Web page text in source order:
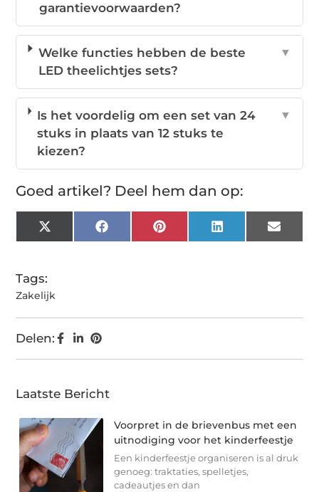
garantievoorwaarden?
Welke functies hebben de beste
LED theelichtjes sets?
▼
Is het voordelig om een set van 24
stuks in plaats van 12 stuks te
kiezen?
▼
Goed artikel? Deel hem dan op:
X
(Twitter)
FacebookPinterest LinkedIn Email
Tags:
Zakelijk
Delen:
Laatste Bericht
Voorpret in de brievenbus met een
uitnodiging voor het kinderfeestje
Een kinderfeestje organiseren is al druk
genoeg: traktaties, spelletjes,
cadeautjes en dan